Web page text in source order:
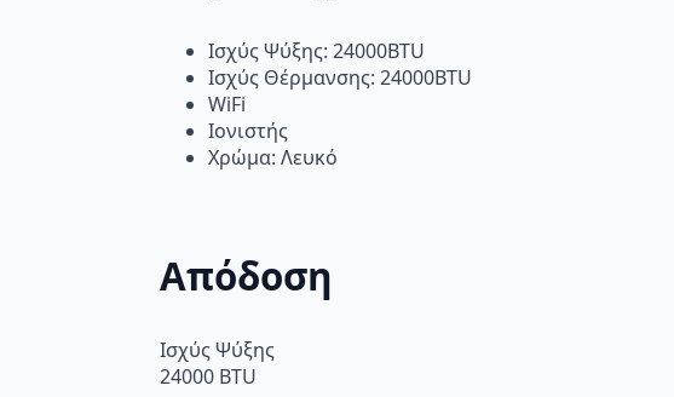
Ισχύς Ψύξης: 24000BTU
Ισχύς Θέρμανσης: 24000BTU
WiFi
Ιονιστής
Χρώμα: Λευκό
Απόδοση
Ισχύς Ψύξης
24000 BTU